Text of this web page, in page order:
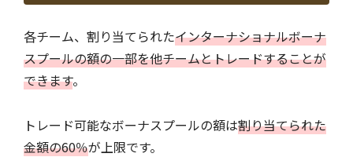
各チーム、割り当てられたインターナショナルボーナ
スプールの額の一部を他チームとトレードすることが
できます。
トレード可能なボーナスプールの額は割り当てられた
金額の60％が上限です。